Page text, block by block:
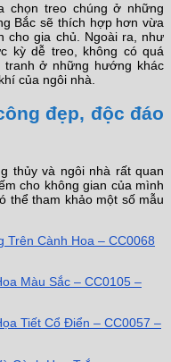
chọn treo chúng ở những
Bắc sẽ thích hợp hơn vừa
cho gia chủ. Ngoài ra, như
kỳ dễ treo, không có quá
tranh ở những hướng khác
của ngôi nhà.
đẹp, độc đáo
thủy và ngôi nhà rất quan
cho không gian của mình
thể tham khảo một số mẫu
Trên Cành Hoa – CC0068
Màu Sắc – CC0105 –
Tiết Cổ Điển – CC0057 –